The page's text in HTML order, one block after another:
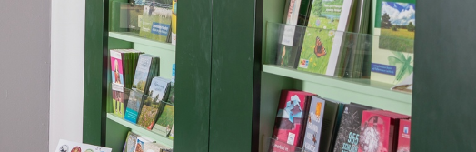
Berichte 2014
Berichte 2013
Berichte 2012
Berichte vor 2012